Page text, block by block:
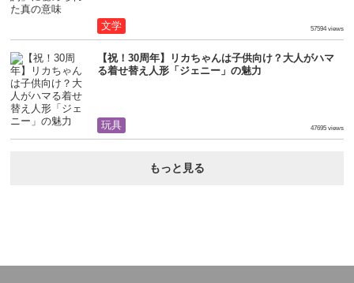
文学 57594 views
【祝！30周年】リカちゃんは子供向け？大人がハマ
る着せ替え人形「ジェニー」の魅力
玩具 47695 views
もっと見る